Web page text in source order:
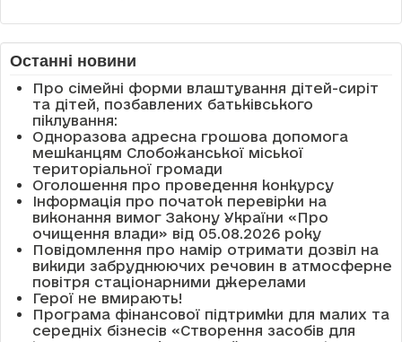
Останні новини
Про сімейні форми влаштування дітей-сиріт
та дітей, позбавлених батьківського
піклування:
Одноразова адресна грошова допомога
мешканцям Слобожанської міської
територіальної громади
Оголошення про проведення конкурсу
Інформація про початок перевірки на
виконання вимог Закону України «Про
очищення влади» від 05.08.2026 року
Повідомлення про намір отримати дозвіл на
викиди забруднюючих речовин в атмосферне
повітря стаціонарними джерелами
Герої не вмирають!
Програма фінансової підтримки для малих та
середніх бізнесів «Створення засобів для